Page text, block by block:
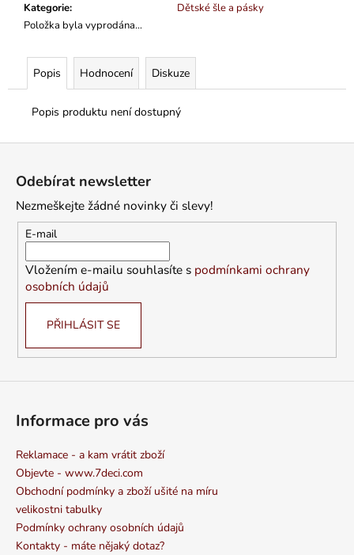
Kategorie:
Dětské šle a pásky
Položka byla vyprodána…
Popis Hodnocení Diskuze
Popis produktu není dostupný
Odebírat newsletter
Nezmeškejte žádné novinky či slevy!
E-mail
Vložením e-mailu souhlasíte s podmínkami ochrany
osobních údajů
PŘIHLÁSIT SE
Informace pro vás
Reklamace - a kam vrátit zboží
Objevte - www.7deci.com
Obchodní podmínky a zboží ušité na míru
velikostni tabulky
Podmínky ochrany osobních údajů
Kontakty - máte nějaký dotaz?